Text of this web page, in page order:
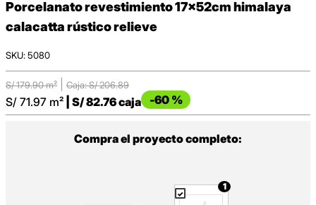
porcelanato revestimiento 17x52cm himalaya
calacatta rústico relieve
:5080
S/179.90m² Caja: S/206.89
S/ 71.97 m² S/82.76caja -60 %
Compra el proyecto completo:
1